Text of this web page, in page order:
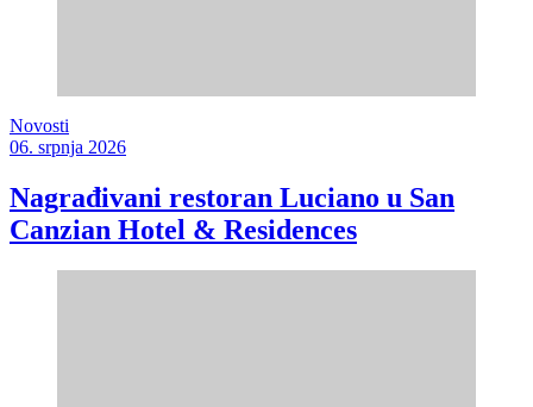
Novosti
06. srpnja 2026
Nagrađivani restoran Luciano u San
Canzian Hotel & Residences